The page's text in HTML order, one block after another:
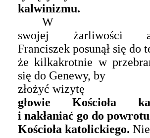
kalwinizmu.
W
swojej żarliwości
Franciszek posunął się do
że kilkakrotnie w
się do Genewy, by
złożyć wizytę
głowie Kościoła
i nakłaniać go do powrotu
Kościoła katolickiego. Nie